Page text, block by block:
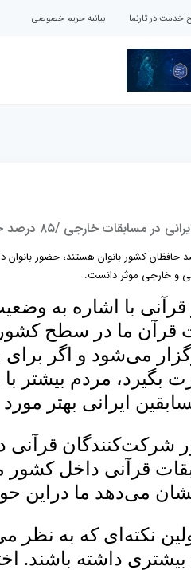
خدمت در تارنما بیانیه حریم خصوصی
/۸۵ درصد حافظان کشور بانوان هستند
قرآن با تاکید بر اینکه ۸۵ درصد حافظان کشور بانوان
و خارجی موثر دانست.
با اشاره به
ما در سطح کشوری
می‌شود و اگر
بگیرد، مردم بیشتر
ایرانی بهتر
شرکت‌کنندگان قرآنی
قرآنی داخل
می‌دهد ما دراین
نکته‌ای که به نظر
داشته باشند.